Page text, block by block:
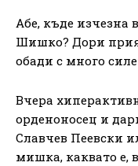
Абе, къде
Шишко? Дори
обади с много
Вчера
орденоносец и
Славчев Пеевски
мишка, каквато е,